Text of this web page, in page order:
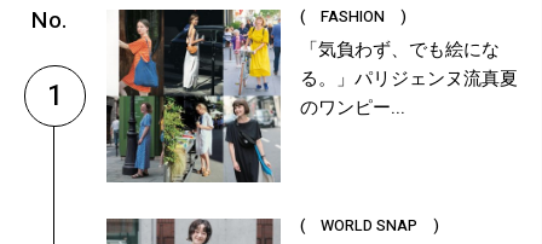
1
( FASHION )
「気負わず、でも絵にな
る。」パリジェンヌ流真夏
のワンピー...
( WORLD SNAP )